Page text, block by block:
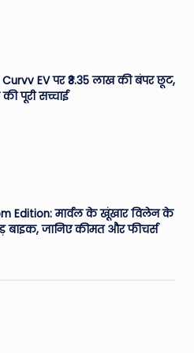
EV पर ₹3.35 लाख की बंपर छूट,
पूरी सच्चाई
Edition: मार्वल के खूंखार विलेन के
बाइक, जानिए कीमत और फीचर्स